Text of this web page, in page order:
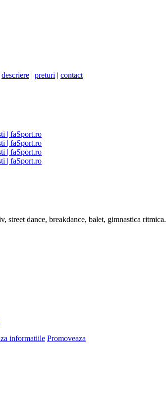
descriere | preturi | contact
street dance, breakdance, balet, gimnastica ritmica.
informatiile Promoveaza